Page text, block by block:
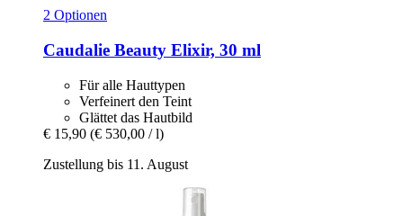
2 Optionen
Caudalie Beauty Elixir, 30 ml
Für alle Hauttypen
Verfeinert den Teint
Glättet das Hautbild
€ 15,90 (€ 530,00 / l)
Zustellung bis 11. August